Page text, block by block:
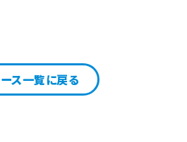
ス一覧に戻る